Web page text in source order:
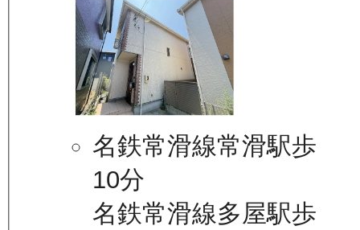
名鉄常滑線常滑駅歩
10分
名鉄常滑線多屋駅歩